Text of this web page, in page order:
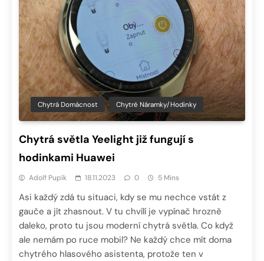
Chytrá Domácnost Chytré Náramky/hodinky
Chytrá světla Yeelight již fungují s
hodinkami Huawei
Adolf Pupík 18.11.2023 0 5 Mins
Asi každý zdá tu situaci, kdy se mu nechce vstát z
gauče a jít zhasnout. V tu chvílí je vypínač hrozně
daleko, proto tu jsou moderní chytrá světla. Co když
ale nemám po ruce mobil? Ne každý chce mít doma
chytrého hlasového asistenta, protože ten v